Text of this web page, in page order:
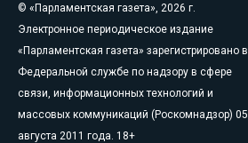
© «Парламентская газета», 2026 г.
Электронное периодическое издание
«Парламентская газета» зарегистрировано в
Федеральной службе по надзору в сфере
связи, информационных технологий и
массовых коммуникаций (Роскомнадзор) 05
августа 2011 года. 18+